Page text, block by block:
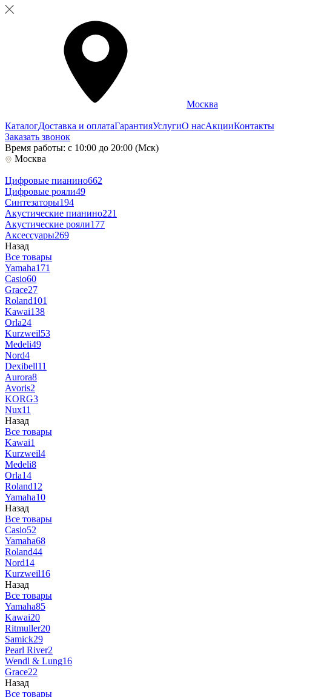
Москва
КаталогДоставка и оплатаГарантияУслугиО насАкцииКонтакты
Заказать звонок
Время работы: с 10:00 до 20:00 (Мск)
Москва
Цифровые пианино662
Цифровые рояли49
Синтезаторы194
Акустические пианино221
Акустические рояли177
Аксессуары269
Назад
Все товары
Yamaha171
Casio60
Grace27
Roland101
Kawai138
Orla24
Kurzweil53
Medeli49
Nord4
Dexibell11
Aurora8
Avoris2
KORG3
Nux11
Назад
Все товары
Kawai1
Kurzweil4
Medeli8
Orla14
Roland12
Yamaha10
Назад
Все товары
Casio52
Yamaha68
Roland44
Nord14
Kurzweil16
Назад
Все товары
Yamaha85
Kawai20
Ritmuller20
Samick29
Pearl River2
Wendl & Lung16
Grace22
Назад
Все товары